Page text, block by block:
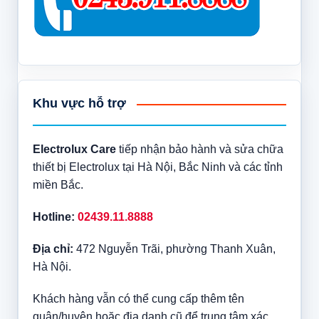
Khu vực hỗ trợ
Electrolux Caretiếp nhận bảo hành và sửa chữa
thiết bị Electrolux tại Hà Nội, Bắc Ninh và các tỉnh
miền Bắc.
Hotline: 02439.11.8888
Địa chỉ: 472 Nguyễn Trãi, phường Thanh Xuân,
Hà Nội.
Khách hàng vẫn có thể cung cấp thêm tên
quận/huyện hoặc địa danh cũ để trung tâm xác